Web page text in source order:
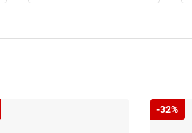
-32%